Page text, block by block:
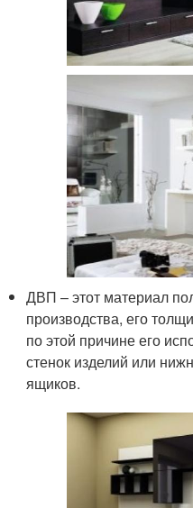
ДВП – этот материал
производства, его
по этой причине его
стенок изделий или
ящиков.